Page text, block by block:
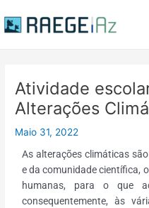
to
Atividade
Alterações
Maio 31, 2022
As alterações climáticas
e da comunidade científica,
humanas, para o que
consequentemente, às
navigation